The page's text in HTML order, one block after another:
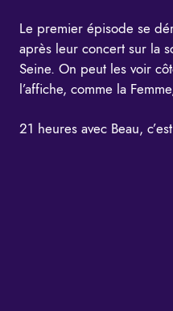
Le premier épisode se
après leur concert sur la
Seine. On peut les voir
l’affiche, comme la
21 heures avec Beau,